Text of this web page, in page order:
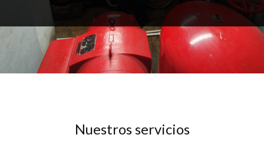
Nuestros servicios